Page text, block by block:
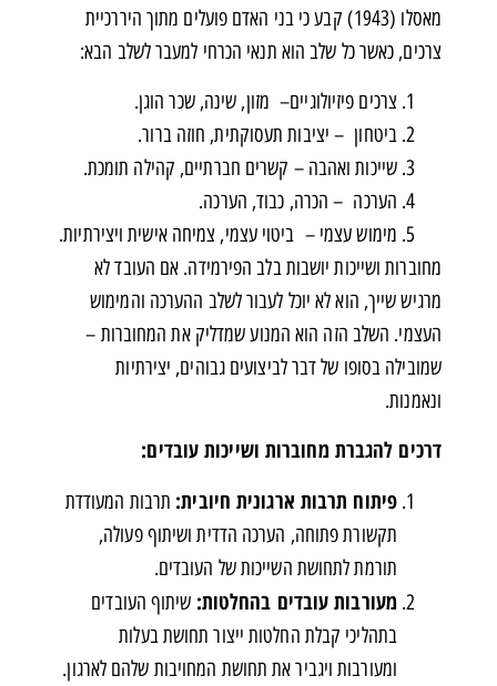
מאסלו (1943) קבע כי בני האדם פועלים מתוך היררכיית
צרכים, כאשר כל שלב הוא תנאי הכרחי למעבר לשלב הבא:
צרכים פיזיולוגיים– מזון, שינה, שכר הוגן.
ביטחון – יציבות תעסוקתית, חוזה ברור.
שייכות ואהבה – קשרים חברתיים, קהילה תומכת.
הערכה – הכרה, כבוד, הערכה.
מימוש עצמי – ביטוי עצמי, צמיחה אישית ויצירתיות.
מחוברות ושייכות יושבות בלב הפירמידה. אם העובד לא
מרגיש שייך, הוא לא יוכל לעבור לשלב ההערכה והמימוש
העצמי. השלב הזה הוא המנוע שמדליק את המחוברות –
שמובילה בסופו של דבר לביצועים גבוהים, יצירתיות
ונאמנות.
דרכים להגברת מחוברות ושייכות עובדים:
פיתוח תרבות ארגונית חיובית: תרבות המעודדת
תקשורת פתוחה, הערכה הדדית ושיתוף פעולה,
תורמת לתחושת השייכות של העובדים.
מעורבות עובדים בהחלטות: שיתוף העובדים
בתהליכי קבלת החלטות ייצור תחושת בעלות
ומעורבות ויגביר את תחושת המחויבות שלהם לארגון.